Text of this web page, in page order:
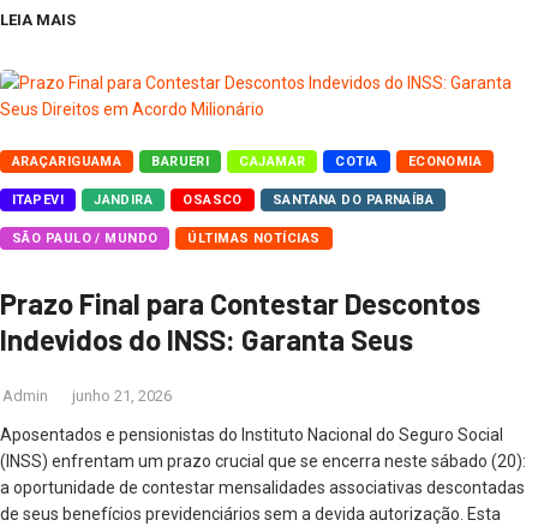
LEIA MAIS
ARAÇARIGUAMA BARUERI CAJAMAR COTIA ECONOMIA
ITAPEVI JANDIRA OSASCO SANTANA DO PARNAÍBA
SÃO PAULO / MUNDO ÚLTIMAS NOTÍCIAS
Prazo Final para Contestar Descontos
Indevidos do INSS: Garanta Seus
Admin junho 21, 2026
Aposentados e pensionistas do Instituto Nacional do Seguro Social
(INSS) enfrentam um prazo crucial que se encerra neste sábado (20):
a oportunidade de contestar mensalidades associativas descontadas
de seus benefícios previdenciários sem a devida autorização. Esta